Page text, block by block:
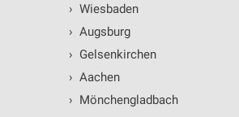
› Wiesbaden
› Augsburg
› Gelsenkirchen
› Aachen
› Mönchengladbach